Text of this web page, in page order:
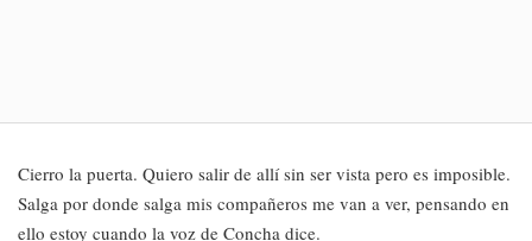
Cierro la puerta. Quiero salir de allí sin ser vista pero es imposible.
Salga por donde salga mis compañeros me van a ver, pensando en
ello estoy cuando la voz de Concha dice.